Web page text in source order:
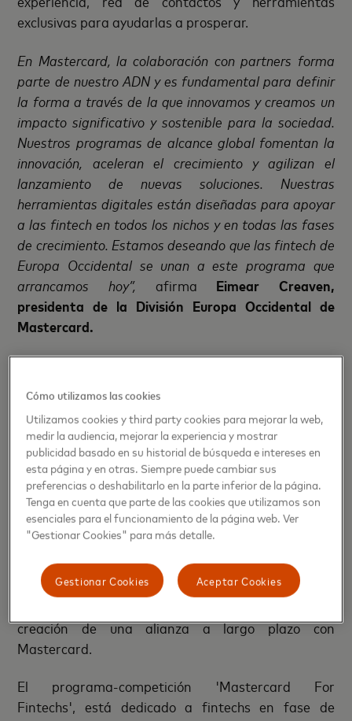
exclusivas para ayudarlas a prosperar.
En Mastercard, la colaboración con partners forma
parte de nuestro ADN y es fundamental para definir
la forma a través de la que innovamos y creamos un
impacto significativo y sostenible para la sociedad.
Nuestros programas de alcance global fomentan la
innovación, aceleran el crecimiento y agilizan el
lanzamiento de nuevas soluciones. Nuestras
herramientas digitales están diseñadas para apoyar
a las fintech en todos los nichos y en todas las fases
de crecimiento. Estamos deseando que las fintech de
Europa Occidental se unan a este programa que
arrancamos hoy”, afirma Eimear Creaven,
presidenta de la División Europa Occidental de
Mastercard.
Beneficios del programa ‘Mastercard For Fintechs’
'Mastercard For Fintechs'
exclusivo a las plataformas de formación y
aprendizaje de última generación de Mastercard, la
participación en una serie de eventos fintech en
toda Europa y la oportunidad de participar en la
competición internacional de fintechs de
Mastercard. Además de tener acceso a una red
internacional, a las soluciones de Mastercard y a
oportunidades de promoción y financiación, los
participantes también tendrán la posibilidad de
creación de una alianza a largo plazo con
Mastercard.
El programa-competición 'Mastercard For
Fintechs', está dedicado a fintechs en fase de
Cómo utilizamos las cookies
Utilizamos cookies y third party cookies para mejorar la web,
medir la audiencia, mejorar la experiencia y mostrar
publicidad basado en su historial de búsqueda e intereses en
esta página y en otras. Siempre puede cambiar sus
preferencias o deshabilitarlo en la parte inferior de la página.
Tenga en cuenta que parte de las cookies que utilizamos son
esenciales para el funcionamiento de la página web. Ver
"Gestionar Cookies" para más detalle.
Aceptar Cookies
Gestionar Cookies